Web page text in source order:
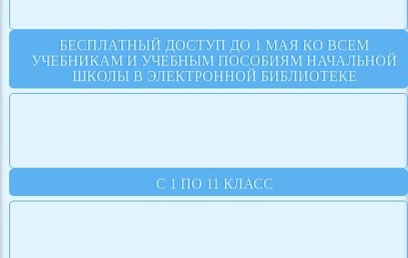
БЕСПЛАТНЫЙ ДОСТУП ДО 1 МАЯ КО ВСЕМ
УЧЕБНИКАМ И УЧЕБНЫМ ПОСОБИЯМ НАЧАЛЬНОЙ
ШКОЛЫ В ЭЛЕКТРОННОЙ БИБЛИОТЕКЕ
С 1 ПО 11 КЛАСС